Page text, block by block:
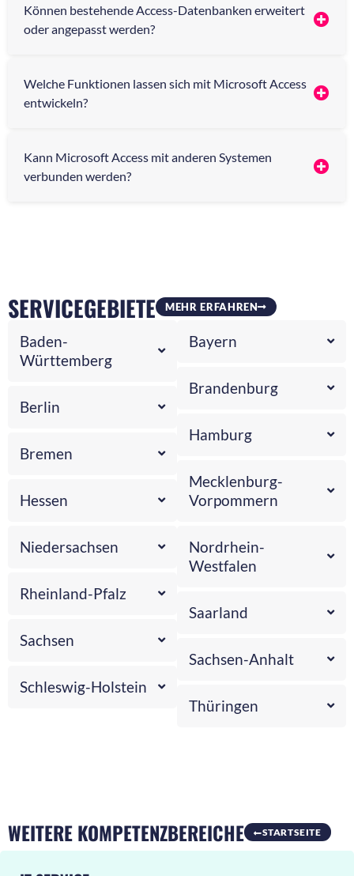
Können bestehende Access-Datenbanken erweitert
oder angepasst werden?
Welche Funktionen lassen sich mit Microsoft Access
entwickeln?
Kann Microsoft Access mit anderen Systemen
verbunden werden?
SERVICEGEBIETE MEHR ERFAHREN
Baden-
Württemberg
Berlin
Bremen
Hessen
Niedersachsen
Rheinland-Pfalz
Sachsen
Schleswig-Holstein
Bayern
Brandenburg
Hamburg
Mecklenburg-
Vorpommern
Nordrhein-
Westfalen
Saarland
Sachsen-Anhalt
Thüringen
WEITERE KOMPETENZBEREICHE STARTSEITE